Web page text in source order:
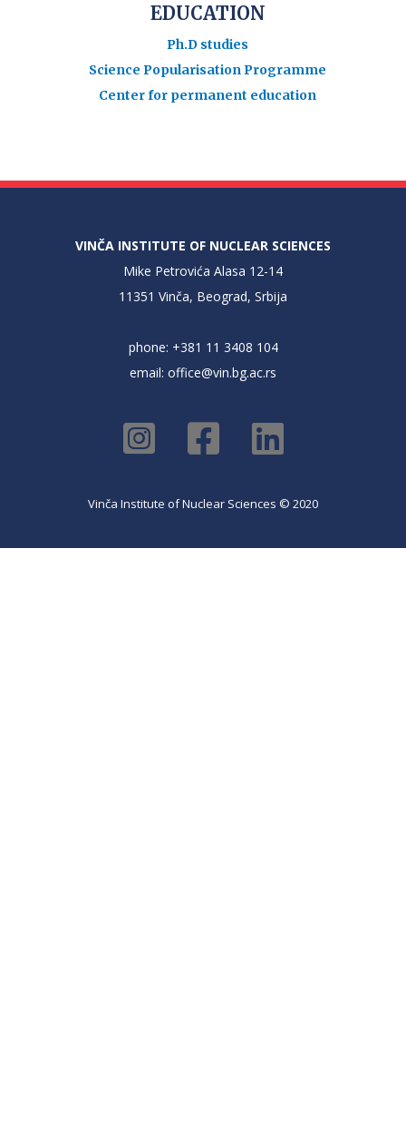
EDUCATION
Ph.D studies
Science Popularisation Programme
Center for permanent education
VINČA INSTITUTE OF NUCLEAR SCIENCES
Mike Petrovića Alasa 12-14
11351 Vinča, Beograd, Srbija
phone: +381 11 3408 104
email: office@vin.bg.ac.rs
Vinča Institute of Nuclear Sciences © 2020